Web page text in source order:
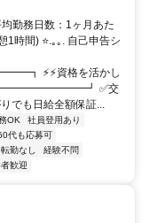
勤務日数：1ヶ月あた
時間) ⭐.｡｡. 自己申告シ
⚡⚡資格を活かし
✅交
でも日給全額保証...
OK
社員登用あり
代も応募可
転勤なし
経験不問
歓迎